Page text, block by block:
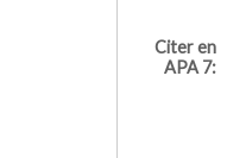
Citer en
APA 7: